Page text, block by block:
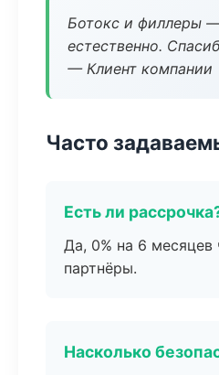
Ботокс и филлеры
естественно.
— Клиент компании
Часто
Есть ли
Да, 0% на 6 месяцев
партнёры.
Насколько